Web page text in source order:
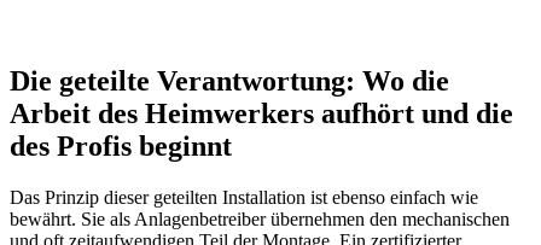
Die geteilte Verantwortung: Wo die
Arbeit des Heimwerkers aufhört und die
des Profis beginnt
Das Prinzip dieser geteilten Installation ist ebenso einfach wie
bewährt. Sie als Anlagenbetreiber übernehmen den mechanischen
und oft zeitaufwendigen Teil der Montage. Ein zertifizierter